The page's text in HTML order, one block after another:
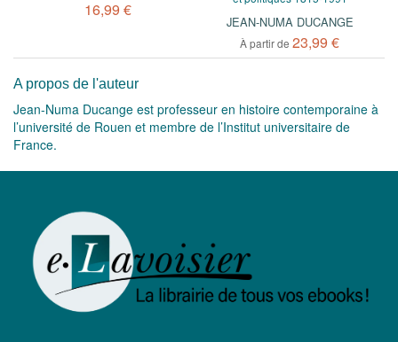
16,99 €
JEAN-NUMA DUCANGE
À partir de23,99 €
A propos de l'auteur
Jean-Numa Ducange est professeur en histoire contemporaine à
l’université de Rouen et membre de l’Institut universitaire de
France.